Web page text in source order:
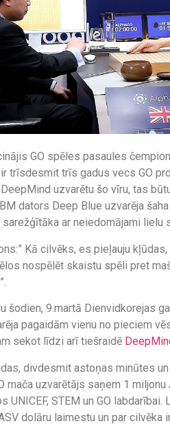
GO spēles pasaules
trīsdesmit trīs gadus vecs GO
uzvarētu šo vīru, tas
dators Deep Blue uzvarēja
ar neiedomājami lielu
Kā cilvēks, es pieļauju
nospēlēt skaistu spēli pret
šodien, 9.martā Dienvidkorejas
pagaidām vienu no pieciem
sekot līdzi arī tiešraidē
divdesmit astoņas minūtes
mača uzvarētājs saņem 1
UNICEF, STEM un GO
dolāru laimestu un par